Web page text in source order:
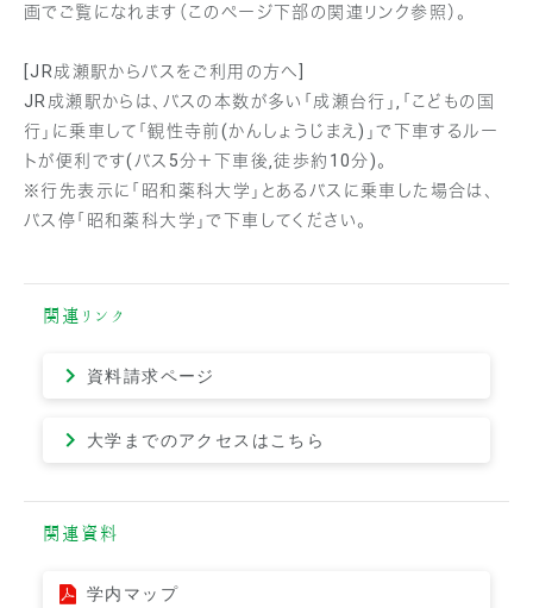
画でご覧になれます（このページ下部の関連リンク参照）。
[JR成瀬駅からバスをご利用の方へ]
JR成瀬駅からは、バスの本数が多い「成瀬台行」‚「こどもの国
行」に乗車して「観性寺前(かんしょうじまえ)」で下車するルー
トが便利です(バス5分＋下車後‚徒歩約10分)。
※行先表示に「昭和薬科大学」とあるバスに乗車した場合は、
バス停「昭和薬科大学」で下車してください。
関連リンク
資料請求ページ
大学までのアクセスはこちら
関連資料
学内マップ